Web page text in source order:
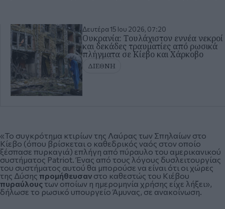
Δευτέρα 15 Ιου 2026, 07:20
Ουκρανία: Τουλάχιστον εννέα νεκροί
και δεκάδες τραυματίες από ρωσικά
πλήγματα σε Κίεβο και Χάρκοβο
ΔΙΕΘΝΗ
«Το συγκρότημα κτιρίων της Λαύρας των Σπηλαίων στο
Κίεβο (όπου βρίσκεται ο καθεδρικός ναός στον οποίο
ξέσπασε πυρκαγιά) επλήγη από πύραυλο του αμερικανικού
συστήματος Patriot. Ένας από τους λόγους δυσλειτουργίας
του συστήματος αυτού θα μπορούσε να είναι ότι οι χώρες
της Δύσηςπρομήθευσαν στο καθεστώς του Κιέβου
πυραύλουςτων οποίων η ημερομηνία χρήσης είχε λήξει»,
δήλωσε το ρωσικό υπουργείο Άμυνας, σε ανακοίνωση.